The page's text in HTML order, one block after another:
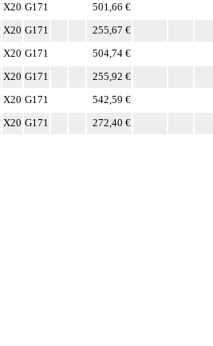
X20 G171
501,66 €
X20 G171
255,67 €
X20 G171
504,74 €
X20 G171
255,92 €
X20 G171
542,59 €
X20 G171 272,40 €